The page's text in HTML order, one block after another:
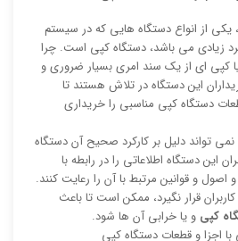
یکی از انواع دستگاه هایی که در سیستم
زیادی می باشد، دستگاه کپی است. چرا
کپی ای از یک سند امری بسیار ضروری و
این دستگاه در تلاش هستند تا
دستگاه کپی مناسبی را خریداری
تواند دلیل بر کارکرد صحیح آن دستگاه
این دستگاه اطلاعاتی را در رابطه با
و قوانین مرتبط با آن را رعایت کنند.
قرار نگیرد، ممکن است تا باعث
کپی و یا خرابی آن ها شود.